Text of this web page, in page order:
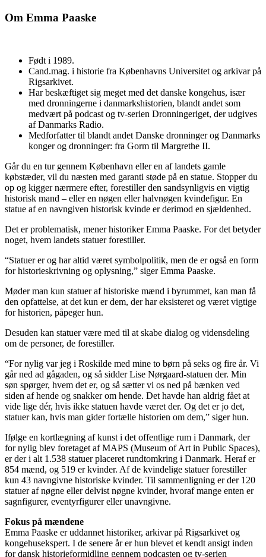
Om Emma Paaske
Født i 1989.
Cand.mag. i historie fra Københavns Universitet og arkivar på
Rigsarkivet.
Har beskæftiget sig meget med det danske kongehus, især
med dronningerne i danmarkshistorien, blandt andet som
medvært på podcast og tv-serien Dronningeriget, der udgives
af Danmarks Radio.
Medforfatter til blandt andet Danske dronninger og Danmarks
konger og dronninger: fra Gorm til Margrethe II.
Går du en tur gennem København eller en af landets gamle
købstæder, vil du næsten med garanti støde på en statue. Stopper du
op og kigger nærmere efter, forestiller den sandsynligvis en vigtig
historisk mand – eller en nøgen eller halvnøgen kvindefigur. En
statue af en navngiven historisk kvinde er derimod en sjældenhed.
Det er problematisk, mener historiker Emma Paaske. For det betyder
noget, hvem landets statuer forestiller.
“Statuer er og har altid været symbolpolitik, men de er også en form
for historieskrivning og oplysning,” siger Emma Paaske.
Møder man kun statuer af historiske mænd i byrummet, kan man få
den opfattelse, at det kun er dem, der har eksisteret og været vigtige
for historien, påpeger hun.
Desuden kan statuer være med til at skabe dialog og vidensdeling
om de personer, de forestiller.
“For nylig var jeg i Roskilde med mine to børn på seks og fire år. Vi
går ned ad gågaden, og så sidder Lise Nørgaard-statuen der. Min
søn spørger, hvem det er, og så sætter vi os ned på bænken ved
siden af hende og snakker om hende. Det havde han aldrig fået at
vide lige dér, hvis ikke statuen havde været der. Og det er jo det,
statuer kan, hvis man gider fortælle historien om dem,” siger hun.
Ifølge en kortlægning af kunst i det offentlige rum i Danmark, der
for nylig blev foretaget af MAPS (Museum of Art in Public Spaces),
er der i alt 1.538 statuer placeret rundtomkring i Danmark. Heraf er
854 mænd, og 519 er kvinder. Af de kvindelige statuer forestiller
kun 43 navngivne historiske kvinder. Til sammenligning er der 120
statuer af nøgne eller delvist nøgne kvinder, hvoraf mange enten er
sagnfigurer, eventyrfigurer eller unavngivne.
Fokus på mændene
Emma Paaske er uddannet historiker, arkivar på Rigsarkivet og
kongehusekspert. I de senere år er hun blevet et kendt ansigt inden
for dansk historieformidling gennem podcasten og tv-serien